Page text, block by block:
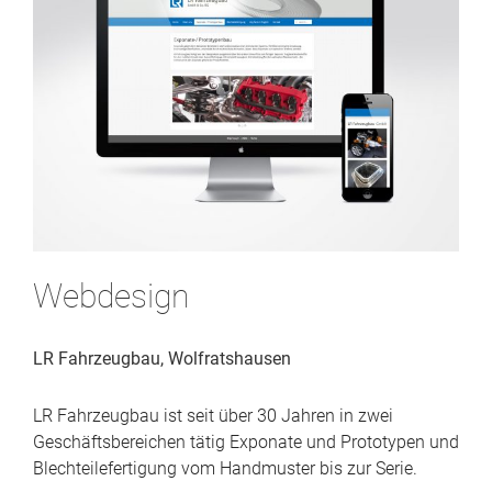
Webdesign
LR Fahrzeugbau, Wolfratshausen
LR Fahrzeugbau ist seit über 30 Jahren in zwei
Geschäftsbereichen tätig Exponate und Prototypen und
Blechteilefertigung vom Handmuster bis zur Serie.